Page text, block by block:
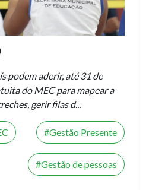
podem aderir, até 31 de
do MEC para mapear a
gerir filas d...
Gestão Presente
Gestão de pessoas